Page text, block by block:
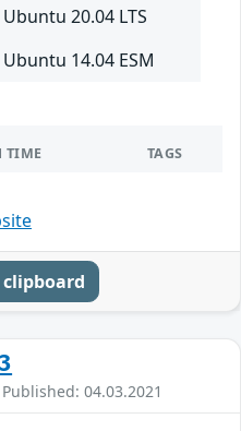
Ubuntu 20.04 LTS
Ubuntu 14.04 ESM
TIME TAGS
clipboard
04.03.2021